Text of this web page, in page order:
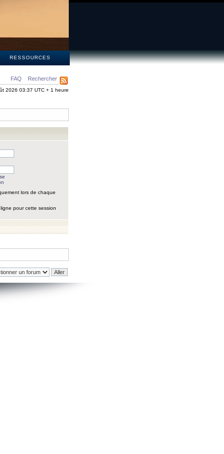
RESSOURCES
FAQ Rechercher
2026 03:37 UTC + 1 heure
lors de chaque
pour cette session